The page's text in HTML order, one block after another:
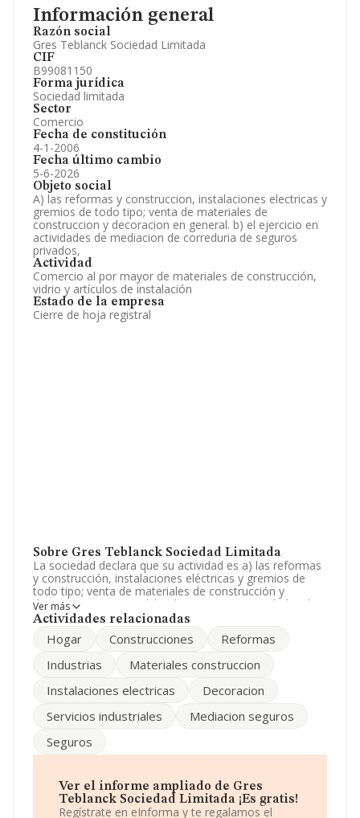
Información general
Razón social
Gres Teblanck Sociedad Limitada
CIF
B99081150
Forma jurídica
Sociedad limitada
Sector
Comercio
Fecha de constitución
4-1-2006
Fecha último cambio
5-6-2026
Objeto social
A) las reformas y construccion, instalaciones electricas y
gremios de todo tipo; venta de materiales de
construccion y decoracion en general. b) el ejercicio en
actividades de mediacion de correduria de seguros
privados,
Actividad
Comercio al por mayor de materiales de construcción,
vidrio y artículos de instalación
Estado de la empresa
Cierre de hoja registral
Sobre Gres Teblanck Sociedad Limitada
La sociedad declara que su actividad es a) las reformas
y construcción, instalaciones eléctricas y gremios de
todo tipo; venta de materiales de construcción y
decoracion en general. b) el ejercicio en actividades de
mediación de correduría de seguros privados,. La
referencia CNAE corresponde a '%cnae%', cuyo Código
exportación.
La empresa españolaGres Teblanck Sociedad
San José Lc núm. 151, (50007), Zaragoza, Aragón.
En base a la información de la que dispone INFORMA
sobre 20.345 compañías, la facturación en el ámbito
estima que el promedio de la facturación entre todas
las empresas es de 1 millón de euros. En cuanto a la
información relativa a la provincia de Zaragoza, en la
Ver más
Actividades relacionadas
Hogar Construcciones
Reformas
Industrias
Materiales construccion
Instalaciones electricas
Decoracion
Servicios industriales
Mediacion seguros
Seguros
Ver el informe ampliado de Gres
Teblanck Sociedad Limitada ¡Es gratis!
Regístrate en eInforma y te regalamos el
Información oficial y registral complementaria.